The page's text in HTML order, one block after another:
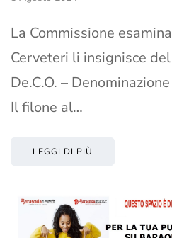
La Commissione
Cerveteri li insignisce
De.C.O. –
Il filone al…
LEGGI DI PIÙ